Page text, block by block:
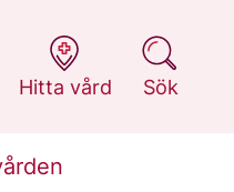
Hitta vård
på 1177.se
Sök
på 1177.se